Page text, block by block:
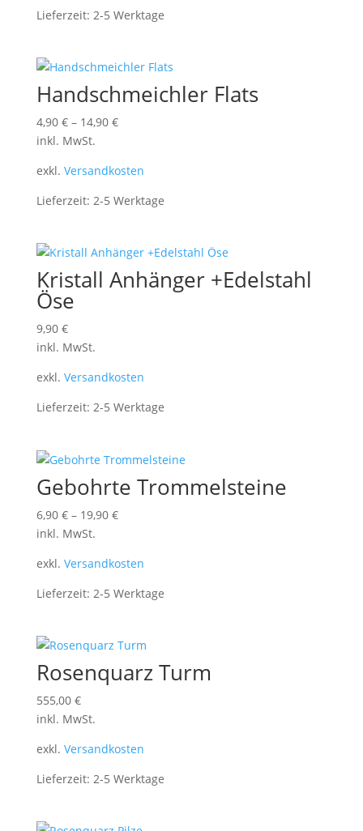
Lieferzeit: 2-5 Werktage
Handschmeichler Flats
4,90 €– 14,90 €
inkl. MwSt.
exkl. Versandkosten
Lieferzeit: 2-5 Werktage
Kristall Anhänger +Edelstahl
Öse
9,90 €
inkl. MwSt.
exkl. Versandkosten
Lieferzeit: 2-5 Werktage
Gebohrte Trommelsteine
6,90 €– 19,90 €
inkl. MwSt.
exkl. Versandkosten
Lieferzeit: 2-5 Werktage
Rosenquarz Turm
555,00 €
inkl. MwSt.
exkl. Versandkosten
Lieferzeit: 2-5 Werktage